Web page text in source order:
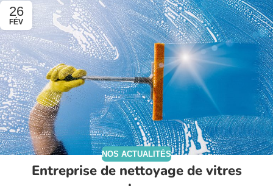
26
FÉV
NOS ACTUALITÉS
Entreprise de nettoyage de vitres